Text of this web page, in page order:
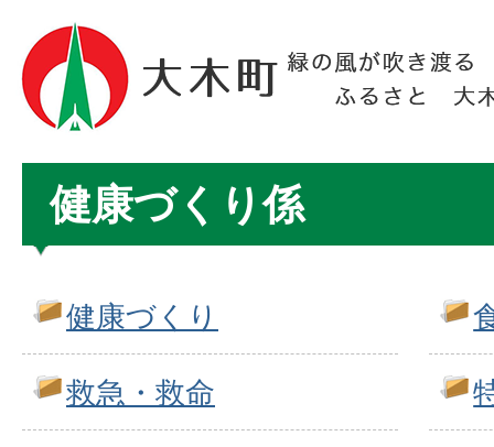
健康づくり係
健康づくり
救急・救命